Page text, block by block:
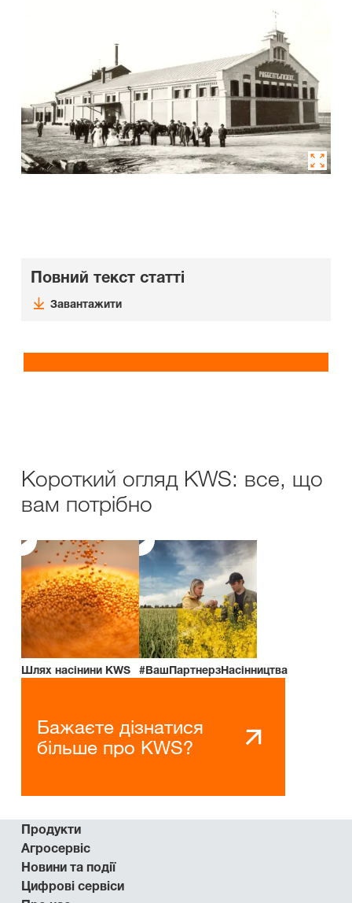
Повний текст статті
Завантажити
Короткий огляд KWS: все, що
вам потрібно
Шлях насінини KWS #ВашПартнерзНасінництва
Бажаєте дізнатися
більше про KWS?
Продукти
Агросервіс
Новини та події
Цифрові сервіси